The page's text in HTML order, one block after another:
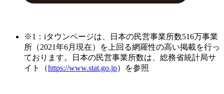
※1：iタウンページは、日本の民営事業所数516万事業
所（2021年6月現在）を上回る網羅性の高い掲載を行っ
ております。日本の民営事業所数は、総務省統計局サ
イト（https://www.stat.go.jp）を参照